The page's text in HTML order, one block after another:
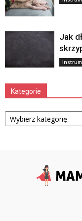
Jak
Kategorie
Kategorie